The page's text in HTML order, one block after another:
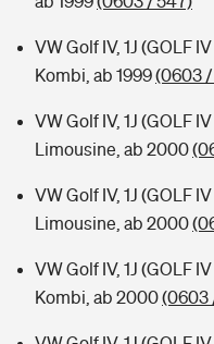
VW Golf IV, 1J (GOLF
Kombi, ab 1999(0603
VW Golf IV, 1J (GOLF
Limousine, ab 2000
VW Golf IV, 1J (GOLF
Limousine, ab 2000
VW Golf IV, 1J (GOLF
Kombi, ab 2000(0603